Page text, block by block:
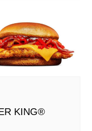
KING®